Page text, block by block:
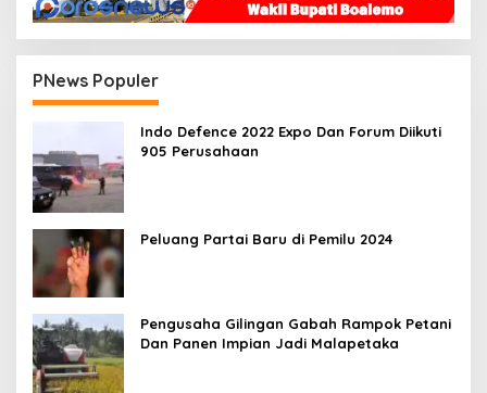
PNews Populer
Indo Defence 2022 Expo Dan Forum Diikuti
905 Perusahaan
Peluang Partai Baru di Pemilu 2024
Pengusaha Gilingan Gabah Rampok Petani
Dan Panen Impian Jadi Malapetaka